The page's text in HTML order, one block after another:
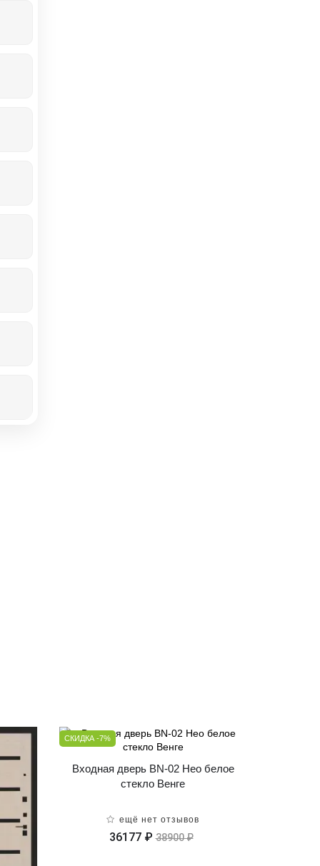
СКИДКА -7%
Входная дверь BN-02 Нео белое
стекло Венге
ещё нет отзывов
36177 ₽ 38900 ₽